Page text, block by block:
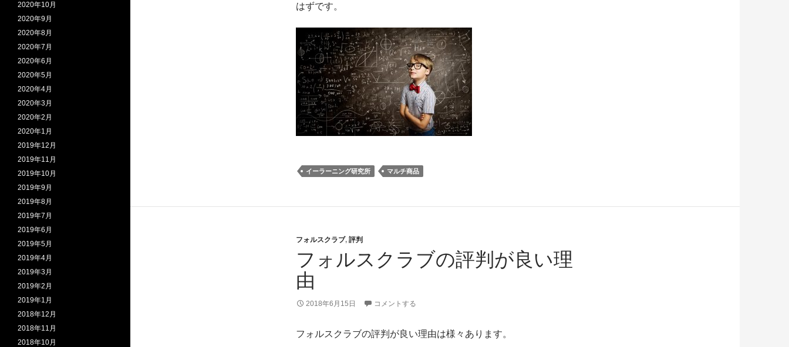
はずです。
イーラーニング研究所 マルチ商品
フォルスクラブ, 評判
フォルスクラブの評判が良い理
由
2018年6月15日 コメントする
フォルスクラブの評判が良い理由は様々あります。
2020年10月
2020年9月
2020年8月
2020年7月
2020年6月
2020年5月
2020年4月
2020年3月
2020年2月
2020年1月
2019年12月
2019年11月
2019年10月
2019年9月
2019年8月
2019年7月
2019年6月
2019年5月
2019年4月
2019年3月
2019年2月
2019年1月
2018年12月
2018年11月
2018年10月